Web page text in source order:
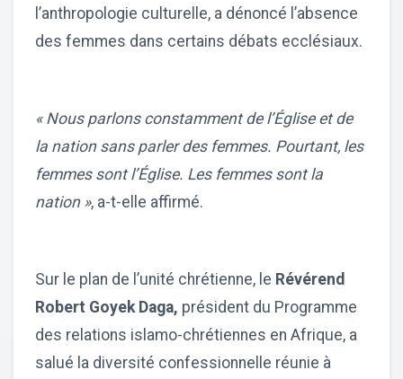
l’anthropologie culturelle, a dénoncé l’absence
des femmes dans certains débats ecclésiaux.
« Nous parlons constamment de l’Église et de
la nation sans parler des femmes. Pourtant, les
femmes sont l’Église. Les femmes sont la
nation », a-t-elle affirmé.
Sur le plan de l’unité chrétienne, le Révérend
Robert Goyek Daga, président du Programme
des relations islamo-chrétiennes en Afrique, a
salué la diversité confessionnelle réunie à